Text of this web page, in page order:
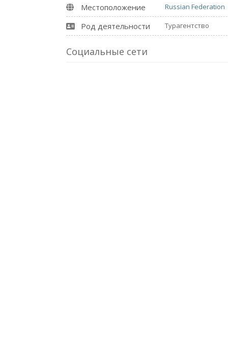
Местоположение Russian Federation
Род деятельности Турагентство
Социальные сети